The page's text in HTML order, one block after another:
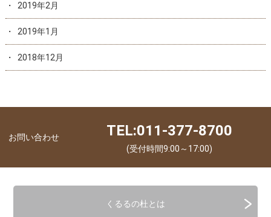
2019年2月
2019年1月
2018年12月
お問い合わせ TEL:011-377-8700
(受付時間9:00～17:00)
くるるの杜とは